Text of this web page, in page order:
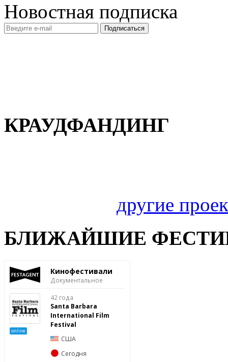
Новостная подписка
КРАУДФАНДИНГ
другие
БЛИЖАЙШИЕ